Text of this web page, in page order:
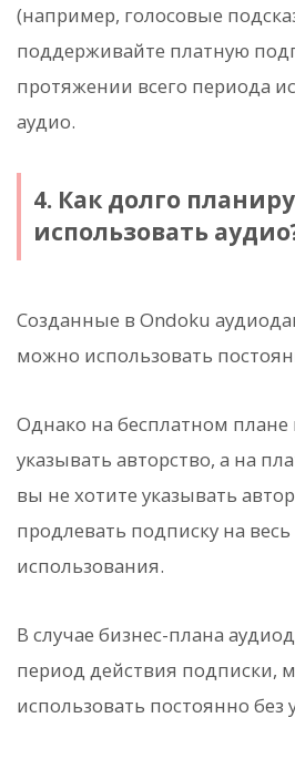
(например, голосовые
поддерживайте платную
протяжении всего периода
аудио.
4. Как долго
использовать
Созданные в Ondoku
можно использовать
Однако на бесплатном
указывать авторство, а на
вы не хотите указывать
продлевать подписку на
использования.
В случае бизнес-плана
период действия подписки,
использовать постоянно без